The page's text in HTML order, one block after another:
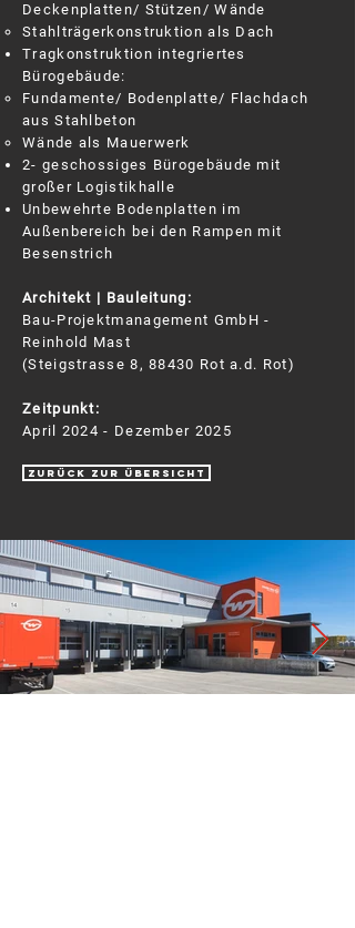
Deckenplatten/ Stützen/ Wände
Stahlträgerkonstruktion als Dach
Tragkonstruktion integriertes
Bürogebäude:
Fundamente/ Bodenplatte/ Flachdach
aus Stahlbeton
Wände als Mauerwerk
2- geschossiges Bürogebäude mit
großer Logistikhalle
Unbewehrte Bodenplatten im
Außenbereich bei den Rampen mit
Besenstrich
Architekt | Bauleitung:
Bau-Projektmanagement GmbH -
Reinhold Mast
(Steigstrasse 8, 88430 Rot a.d. Rot)
Zeitpunkt:
April 2024 - Dezember 2025
zurück zur Übersicht